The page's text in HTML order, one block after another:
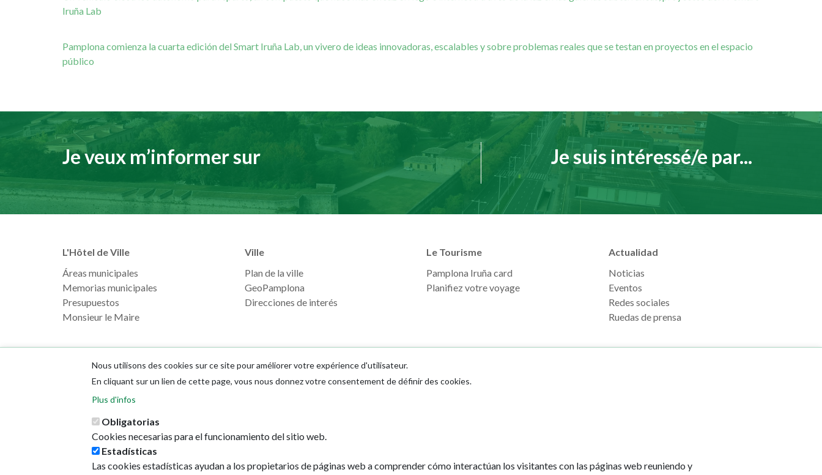
Iruña Lab
Pamplona comienza la cuarta edición del Smart Iruña Lab, un vivero de ideas innovadoras, escalables y sobre problemas reales que se testan en proyectos en el espacio
público
Je veux m’informer sur Je suis intéressé/e par...
L'Hôtel de Ville
Áreas municipales
Memorias municipales
Presupuestos
Monsieur le Maire
Ville
Plan de la ville
GeoPamplona
Direcciones de interés
Le Tourisme
Pamplona Iruña card
Planifiez votre voyage
Actualidad
Noticias
Eventos
Redes sociales
Ruedas de prensa
31001 - Pamplona
Política de privacidad
Nous utilisons des cookies sur ce site pour améliorer votre expérience d'utilisateur.
En cliquant sur un lien de cette page, vous nous donnez votre consentement de définir des cookies.
Plus d'infos
Obligatorias
Cookies necesarias para el funcionamiento del sitio web.
Estadísticas
Las cookies estadísticas ayudan a los propietarios de páginas web a comprender cómo interactúan los visitantes con las páginas web reuniendo y